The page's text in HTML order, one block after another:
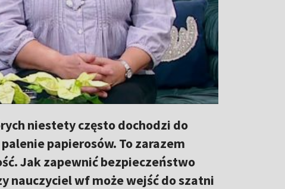
niestety często dochodzi do
papierosów. To zarazem
Jak zapewnić bezpieczeństwo
nauczyciel wf może wejść do szatni